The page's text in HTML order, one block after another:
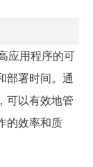
应用程序的可
部署时间。通
可以有效地管
的效率和质